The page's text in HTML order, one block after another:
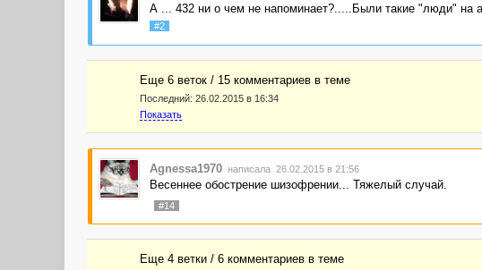
А ... 432 ни о чем не напоминает?.....Были такие "люди" на
#2
Еще 6 веток / 15 комментариев в темe
Последний: 26.02.2015 в 16:34
Показать
Agnessa1970 написала 26.02.2015 в 21:56
Весеннее обострение шизофрении... Тяжелый случай.
#14
Еще 4 ветки / 6 комментариев в темe